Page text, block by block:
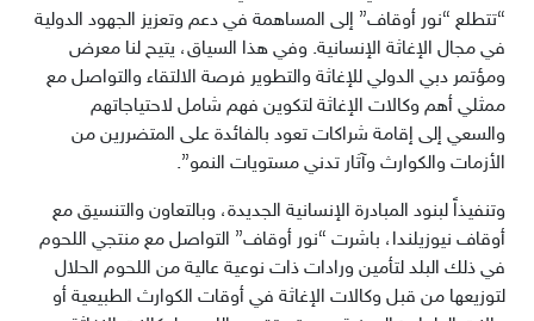
“تتطلع “نور أوقاف” إلى المساهمة في دعم وتعزيز الجهود الدولية
في مجال الإغاثة الإنسانية. وفي هذا السياق، يتيح لنا معرض
ومؤتمر دبي الدولي للإغاثة والتطوير فرصة الالتقاء والتواصل مع
ممثلي أهم وكالات الإغاثة لتكوين فهم شامل لاحتياجاتهم
والسعي إلى إقامة شراكات تعود بالفائدة على المتضررين من
الأزمات والكوارث وآثار تدني مستويات النمو”.
وتنفيذاً لبنود المبادرة الإنسانية الجديدة، وبالتعاون والتنسيق مع
أوقاف نيوزيلندا، باشرت “نور أوقاف” التواصل مع منتجي اللحوم
في ذلك البلد لتأمين ورادات ذات نوعية عالية من اللحوم الحلال
لتوزيعها من قبل وكالات الإغاثة في أوقات الكوارث الطبيعية أو